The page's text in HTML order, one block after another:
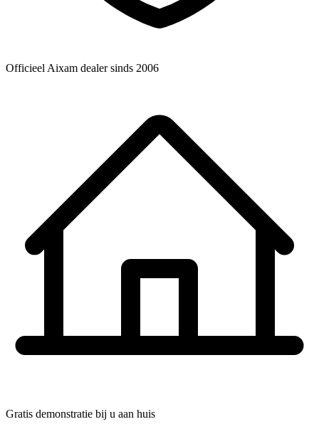
Officieel Aixam dealersinds 2006
Gratis demonstratie bij u aan huis